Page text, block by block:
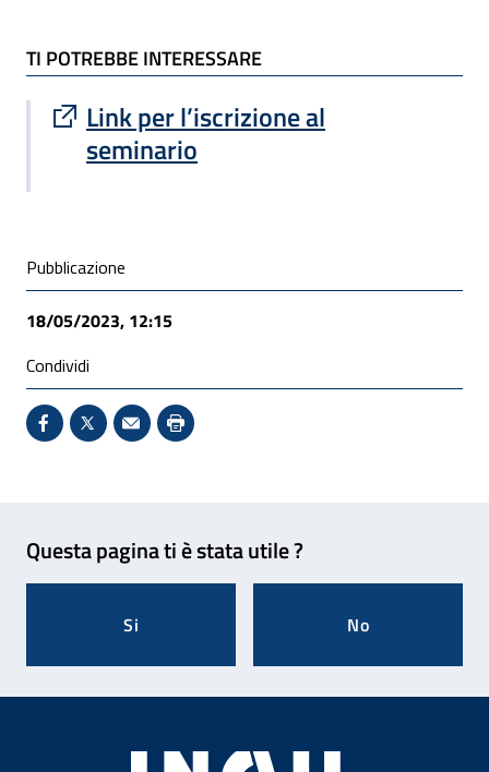
TI POTREBBE INTERESSARE
Link per l’iscrizione al
seminario
Sito esterno : apre una nuova finestra
Condivisione social
Pubblicazione
18/05/2023, 12:15
Condividi
Condividi su Facebook - Sito esterno - Apertura in
X - Sito esterno - Apertura in nuova finestra
Invio Mail: apre il programma di posta
Stampa pagina: scelta meno
Questa pagina ti è stata utile ?
Si No